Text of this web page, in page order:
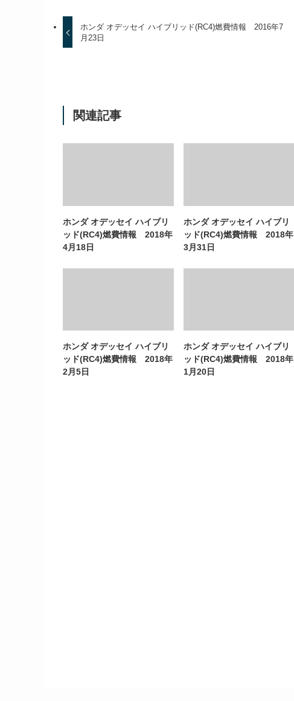
ホンダ オデッセイ ハイブリッド(RC4)燃費情報 2016年7
月23日
関連記事
ホンダ オデッセイ ハイブリ
ッド(RC4)燃費情報 2018年
4月18日
ホンダ オデッセイ ハイブリ
ッド(RC4)燃費情報 2018年
3月31日
ホンダ オデッセイ ハイブリ
ッド(RC4)燃費情報 2018年
2月5日
ホンダ オデッセイ ハイブリ
ッド(RC4)燃費情報 2018年
1月20日